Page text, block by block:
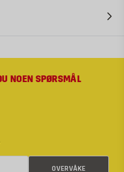
NOEN SPØRSMÅL
OVERVÅKE